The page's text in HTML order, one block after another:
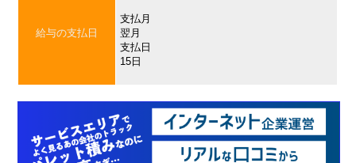
給与の支払日
支払月
翌月
支払日
15日